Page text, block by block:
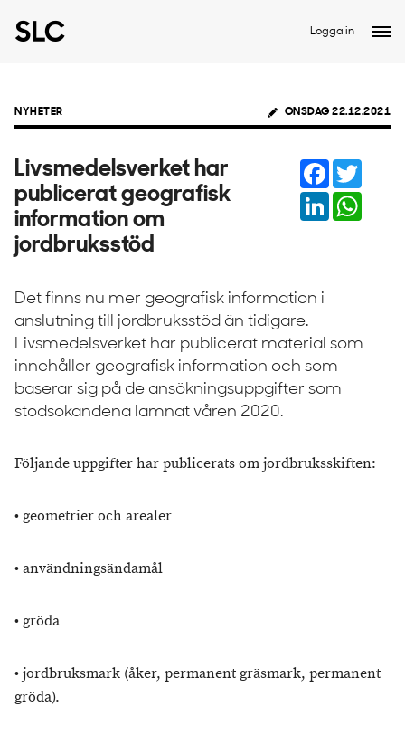
Logga in
NYHETER ONSDAG 22.12.2021
Livsmedelsverket har
publicerat geografisk
information om
jordbruksstöd
Facebook
LinkedIn
Det finns nu mer geografisk information i
anslutning till jordbruksstöd än tidigare.
Livsmedelsverket har publicerat material som
innehåller geografisk information och som
baserar sig på de ansökningsuppgifter som
stödsökandena lämnat våren 2020.
Följande uppgifter har publicerats om jordbruksskiften:
• geometrier och arealer
• användningsändamål
• gröda
• jordbruksmark (åker, permanent gräsmark, permanent
gröda).